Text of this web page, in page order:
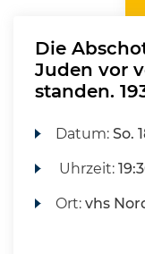
Die
Juden vor
standen.
Datum:So.
Uhrzeit:
Ort:vhs